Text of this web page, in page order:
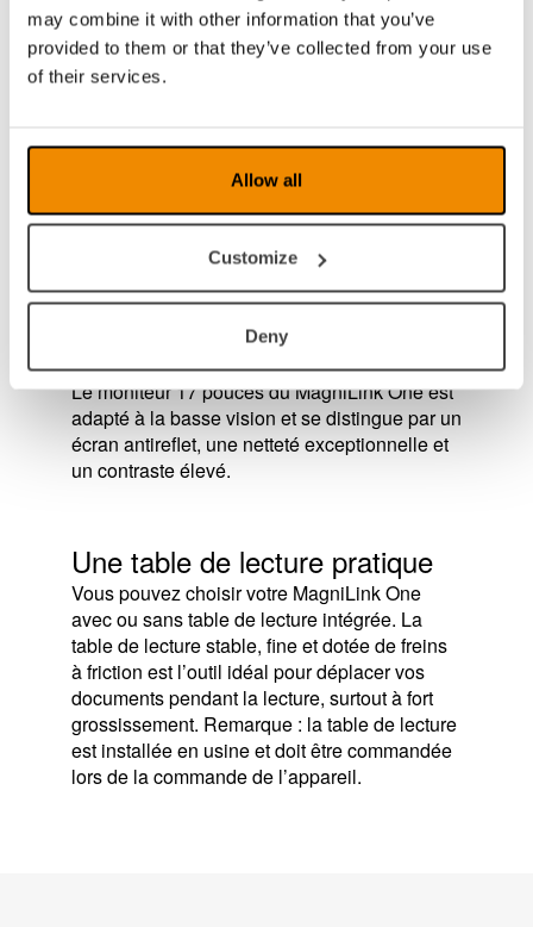
may combine it with other information that you’ve
provided to them or that they’ve collected from your use
of their services.
Allow all
Customize
Deny
Des matériaux haut de gamme
La caméra (Full HD), le système électronique
une qualité d’image exceptionnelle. Les
matériaux, les détails et la finition haut de
gamme garantissent un appareil aussi stable
que durable. MagniLink One est conçu pour
être esthétique et performant.
Un moniteur adapté à la basse
vision
Le moniteur 17 pouces du MagniLink One est
adapté à la basse vision et se distingue par un
écran antireflet, une netteté exceptionnelle et
un contraste élevé.
Une table de lecture pratique
Vous pouvez choisir votre MagniLink One
avec ou sans table de lecture intégrée. La
table de lecture stable, fine et dotée de freins
à friction est l’outil idéal pour déplacer vos
documents pendant la lecture, surtout à fort
grossissement. Remarque : la table de lecture
est installée en usine et doit être commandée
lors de la commande de l’appareil.